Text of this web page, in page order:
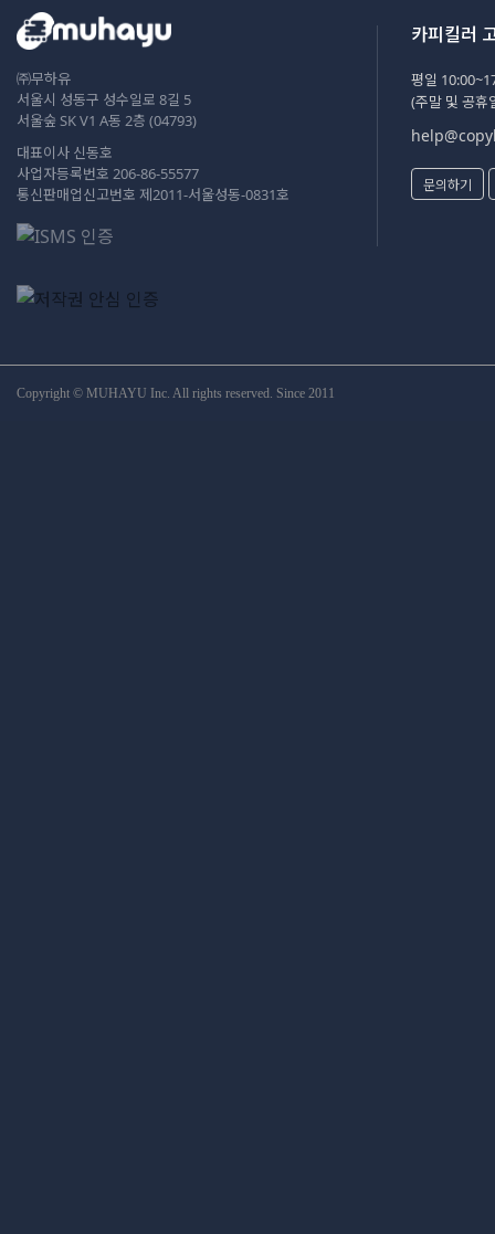
㈜무하유
서울시 성동구 성수일로 8길 5
서울숲 SK V1 A동 2층 (04793)
대표이사 신동호
사업자등록번호 206-86-55577
통신판매업신고번호 제2011-서울성동-0831호
카피킬러
평일
(주말 및 공휴
문의하기
Copyright © MUHAYU Inc. All rights reserved. Since 2011